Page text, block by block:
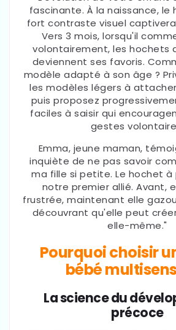
fascinante. À la naissance, le
fort contraste visuel
Vers 3 mois, lorsqu'il
volontairement, les hochets
deviennent ses favoris.
modèle adapté à son âge ?
les modèles légers à
puis proposez
faciles à saisir qui
gestes
Emma, jeune maman,
inquiète de ne pas savoir
ma fille si petite. Le hochet
notre premier allié. Avant,
frustrée, maintenant elle
découvrant qu'elle peut
elle-même."
Pourquoi choisir
bébé
La science du
précoce